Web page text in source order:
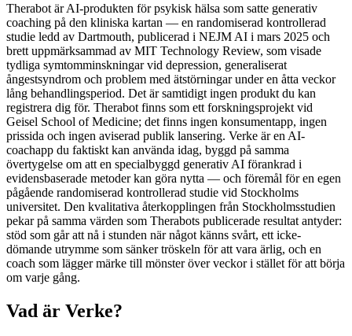
Therabot är AI-produkten för psykisk hälsa som satte generativ
coaching på den kliniska kartan — en randomiserad kontrollerad
studie ledd av Dartmouth, publicerad i NEJM AI i mars 2025 och
brett uppmärksammad av MIT Technology Review, som visade
tydliga symtomminskningar vid depression, generaliserat
ångestsyndrom och problem med ätstörningar under en åtta veckor
lång behandlingsperiod. Det är samtidigt ingen produkt du kan
registrera dig för. Therabot finns som ett forskningsprojekt vid
Geisel School of Medicine; det finns ingen konsumentapp, ingen
prissida och ingen aviserad publik lansering. Verke är en AI-
coachapp du faktiskt kan använda idag, byggd på samma
övertygelse om att en specialbyggd generativ AI förankrad i
evidensbaserade metoder kan göra nytta — och föremål för en egen
pågående randomiserad kontrollerad studie vid Stockholms
universitet. Den kvalitativa återkopplingen från Stockholmsstudien
pekar på samma värden som Therabots publicerade resultat antyder:
stöd som går att nå i stunden när något känns svårt, ett icke-
dömande utrymme som sänker tröskeln för att vara ärlig, och en
coach som lägger märke till mönster över veckor i stället för att börja
om varje gång.
Vad är Verke?